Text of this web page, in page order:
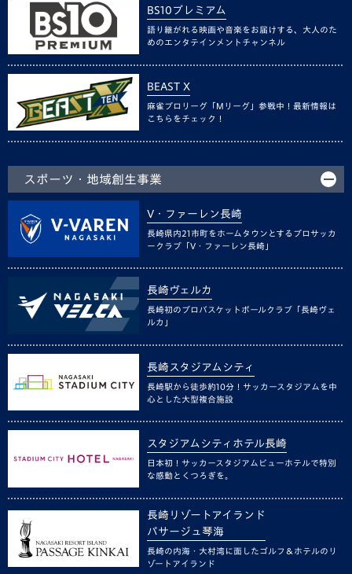
BS10プレミアム
語り継がれる映画や音楽をお届けする、大人のた
めのエンタテインメントチャンネル
BEAST X
麻雀プロリーグ「Mリーグ」参戦中！最新情報は
こちらをチェック！
スポーツ・地域創生事業
V・ファーレン長崎
長崎県内21市町をホームタウンとするプロサッカ
ークラブ「V・ファーレン長崎」
長崎ヴェルカ
長崎初のプロバスケットボールクラブ「長崎ヴェ
ルカ」
長崎スタジアムシティ
長崎駅から徒歩約10分！サッカースタジアムを中
心とした大型複合施設
スタジアムシティホテル長崎
日本初！サッカースタジアムビューホテルで特別
な感動とくつろぎを。
長崎リゾートアイランド
パサージュ琴海
長崎の内海・大村湾に面したゴルフ＆ホテルのリ
ゾートアイランド